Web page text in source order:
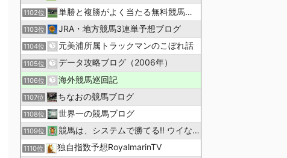
1102位 単勝と複勝がよく当たる無料競馬予想ブログ
1103位 JRA・地方競馬3連単予想ブログ
1104位 元美浦所属トラックマンのこぼれ話
1105位 データ攻略ブログ（2006年）
1106位 海外競馬巡回記
1107位 ちなおの競馬ブログ
1108位 世界一の競馬ブログ
1109位 競馬は、システムで勝てる!! ウイなび
1110位 独自指数予想RoyalmarinTV